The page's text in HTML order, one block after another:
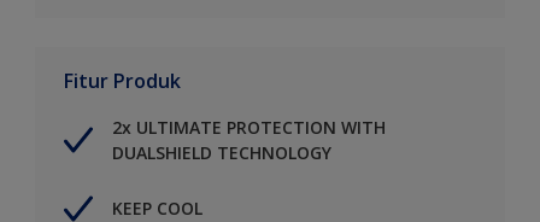
Fitur Produk
2x ULTIMATE PROTECTION WITH
DUALSHIELD TECHNOLOGY
KEEP COOL